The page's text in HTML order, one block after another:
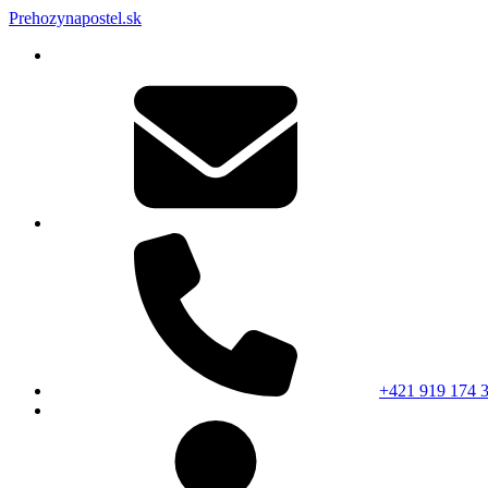
Prehozynapostel.sk
+421 919 174